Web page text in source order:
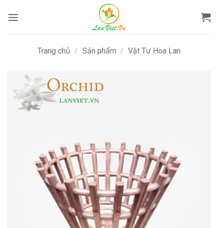
qua
Trang chủ / Sản phẩm / Vật Tư Hoa Lan